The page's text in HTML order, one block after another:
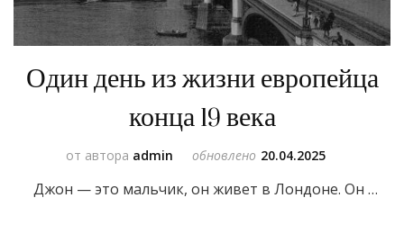
Один день из жизни европейца
конца 19 века
от автора admin обновлено 20.04.2025
Джон — это мальчик, он живет в Лондоне. Он …